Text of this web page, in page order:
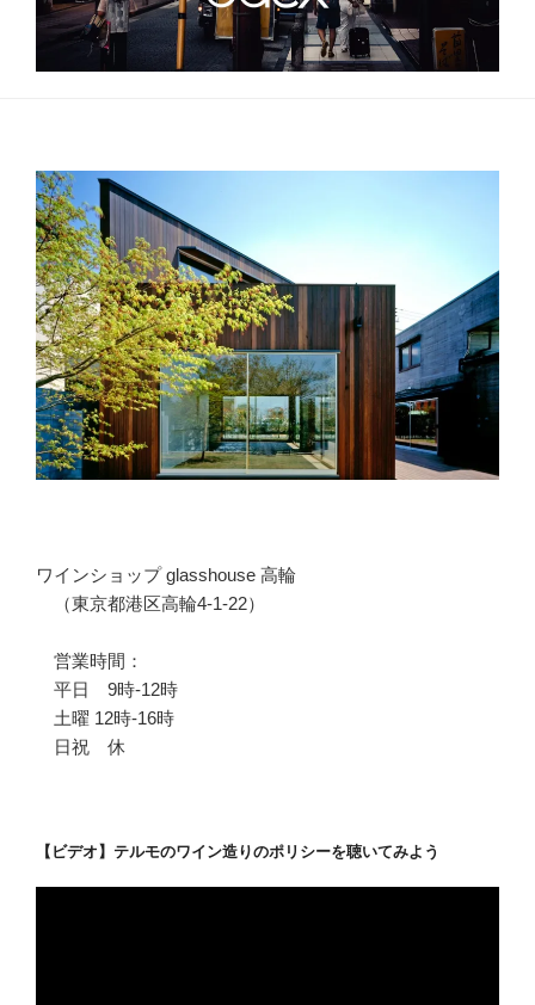
ワインショップ glasshouse 高輪
（東京都港区高輪4-1-22）
営業時間：
平日 9時-12時
土曜 12時-16時
日祝 休
【ビデオ】テルモのワイン造りのポリシーを聴いてみよう